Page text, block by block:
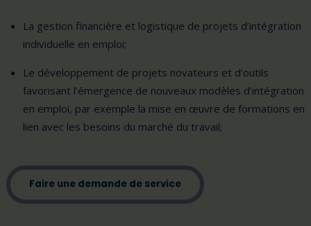
La gestion financière et logistique de projets d’intégration
individuelle en emploi;
Le développement de projets novateurs et d’outils
favorisant l’émergence de nouveaux modèles d’intégration
en emploi, par exemple la mise en œuvre de formations en
lien avec les besoins du marché du travail;
Faire une demande de service